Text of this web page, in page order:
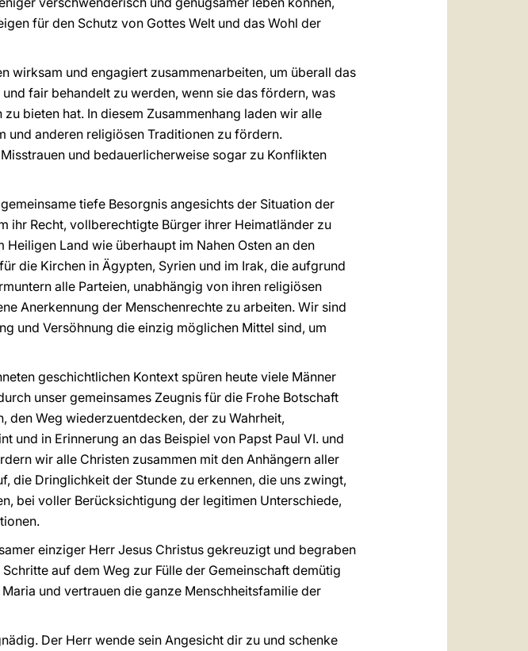
für den Schutz von Gottes Welt und das Wohl der
wirksam und engagiert zusammenarbeiten, um überall das
fair behandelt zu werden, wenn sie das fördern, was
bieten hat. In diesem Zusammenhang laden wir alle
und anderen religiösen Traditionen zu fördern.
und bedauerlicherweise sogar zu Konflikten
tiefe Besorgnis angesichts der Situation der
ihr Recht, vollberechtigte Bürger ihrer Heimatländer zu
Land wie überhaupt im Nahen Osten an den
die Kirchen in Ägypten, Syrien und im Irak, die aufgrund
alle Parteien, unabhängig von ihren religiösen
Anerkennung der Menschenrechte zu arbeiten. Wir sind
und Versöhnung die einzig möglichen Mittel sind, um
geschichtlichen Kontext spüren heute viele Männer
unser gemeinsames Zeugnis für die Frohe Botschaft
den Weg wiederzuentdecken, der zu Wahrheit,
und in Erinnerung an das Beispiel von Papst Paul VI. und
wir alle Christen zusammen mit den Anhängern aller
die Dringlichkeit der Stunde zu erkennen, die uns zwingt,
bei voller Berücksichtigung der legitimen Unterschiede,
einziger Herr Jesus Christus gekreuzigt und begraben
auf dem Weg zur Fülle der Gemeinschaft demütig
und vertrauen die ganze Menschheitsfamilie der
Der Herr wende sein Angesicht dir zu und schenke